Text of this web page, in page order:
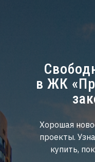
в ЖК
Хорошая
проекты.
купить,